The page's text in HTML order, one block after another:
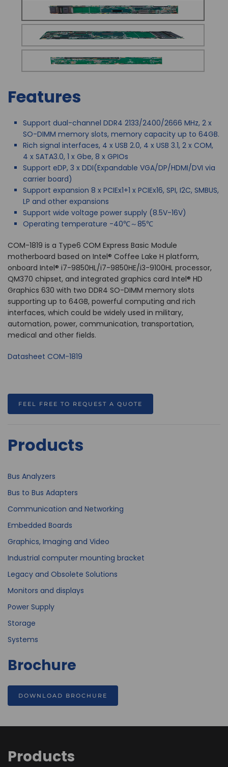
Features
Support dual-channel DDR4 2133/2400/2666 MHz, 2 x
SO-DIMM memory slots, memory capacity up to 64GB.
Rich signal interfaces, 4 x USB 2.0, 4 x USB 3.1, 2 x COM,
4 x SATA3.0, 1 x Gbe, 8 x GPIOs
Support eDP, 3 x DDI(Expandable VGA/DP/HDMI/DVI via
carrier board)
Support expansion 8 x PCIEx1+1 x PCIEx16, SPI, I2C, SMBUS,
LP and other expansions
Support wide voltage power supply (8.5V-16V)
Operating temperature -40℃～85℃
COM-1819 is a Type6 COM Express Basic Module
motherboard based on Intel® Coffee Lake H platform,
onboard Intel® i7-9850HL/i7-9850HE/i3-9100HL processor,
QM370 chipset, and integrated graphics card Intel® HD
Graphics 630 with two DDR4 SO-DIMM memory slots
supporting up to 64GB, powerful computing and rich
interfaces, which could be widely used in military,
automation, power, communication, transportation,
medical and other fields.
Datasheet COM-1819
FEEL FREE TO REQUEST A QUOTE
Products
Bus Analyzers
Bus to Bus Adapters
Communication and Networking
Embedded Boards
Graphics, Imaging and Video
Industrial computer mounting bracket
Legacy and Obsolete Solutions
Monitors and displays
Power Supply
Storage
Systems
Brochure
DOWNLOAD BROCHURE
Products